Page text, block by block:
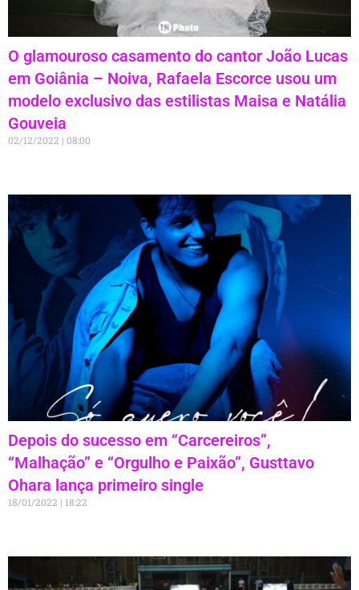
O glamouroso casamento do cantor João Lucas
em Goiânia – Noiva, Rafaela Escorce usou um
modelo exclusivo das estilistas Maisa e Natália
Gouveia
02/12/2022 08:00
Depois do sucesso em “Carcereiros”,
“Malhação” e “Orgulho e Paixão”, Gusttavo
Ohara lança primeiro single
18/01/2022 18:22